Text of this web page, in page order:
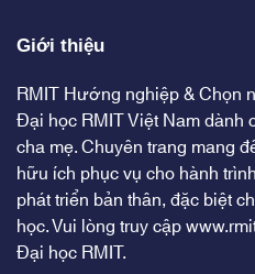
Giới thiệu
RMIT Hướng nghiệp & Chọn
Đại học RMIT Việt Nam dành
cha mẹ. Chuyên trang mang
hữu ích phục vụ cho hành
phát triển bản thân, đặc biệt
học. Vui lòng truy cập
Đại học RMIT.